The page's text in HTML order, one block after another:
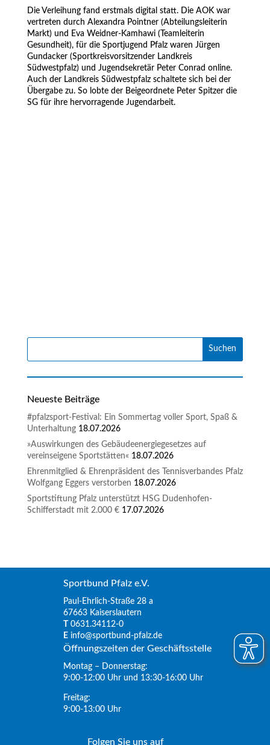
Die Verleihung fand erstmals digital statt. Die AOK war
vertreten durch Alexandra Pointner (Abteilungsleiterin
Markt) und Eva Weidner-Kamhawi (Teamleiterin
Gesundheit), für die Sportjugend Pfalz waren Jürgen
Gundacker (Sportkreisvorsitzender Landkreis
Südwestpfalz) und Jugendsekretär Peter Conrad online.
Auch der Landkreis Südwestpfalz schaltete sich bei der
Übergabe zu. So lobte der Beigeordnete Peter Spitzer die
SG für ihre hervorragende Jugendarbeit.
Neueste Beiträge
#pfalzsport-Festival: Ein Sommertag voller Sport, Spaß &
Unterhaltung 18.07.2026
»Auswirkungen des Gebäudeenergiegesetzes auf
vereinseigene Sportstätten« 18.07.2026
Ehrenmitglied & Ehrenpräsident des Tennisverbandes Pfalz
Wolfgang Eggers verstorben 18.07.2026
Sportstiftung Pfalz unterstützt HSG Dudenhofen-
Schifferstadt mit 2.000 € 17.07.2026
Sportbund Pfalz e.V.
Paul-Ehrlich-Straße 28 a
67663 Kaiserslautern
0631.34112-0
E info@sportbund-pfalz.de
Öffnungszeiten der Geschäftsstelle
Montag – Donnerstag:
9:00-12:00 Uhr und 13:30-16:00 Uhr
Freitag:
9:00-13:00 Uhr
Folgen Sie uns auf